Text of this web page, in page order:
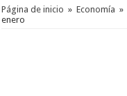
Página de inicio » Economía »
enero